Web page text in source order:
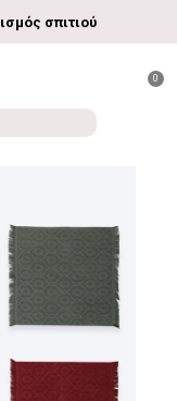
σπιτιού
0